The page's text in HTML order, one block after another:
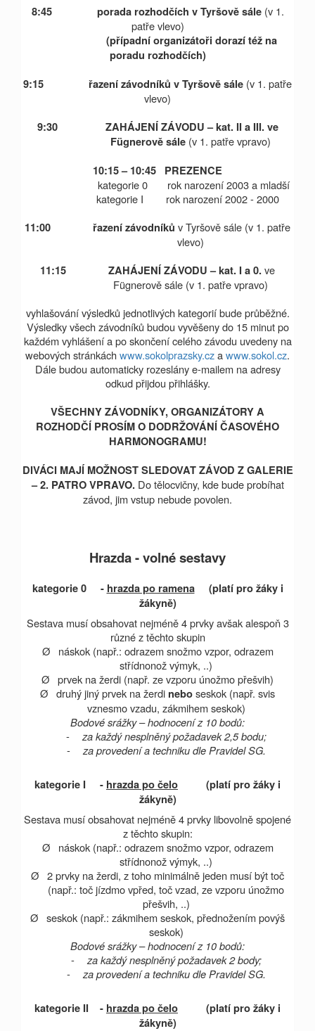
8:45 porada rozhodčích v Tyršově sále(v 1.
patře vlevo)
(případní organizátoři dorazí též na
poradu rozhodčích)
9:15 řazení závodníků v Tyršově sále (v 1. patře
vlevo)
9:30 ZAHÁJENÍ ZÁVODU – kat. II a III. ve
Fügnerově sále (v 1. patře vpravo)
10:15 – 10:45 PREZENCE
kategorie 0 rok narození2003 a mladší
kategorie I rok narození 2002 - 2000
11:00
řazení závodníků v Tyršově sále (v 1. patře
vlevo)
11:15
ZAHÁJENÍ ZÁVODU – kat. I a 0.ve
Fügnerově sále (v 1. patře vpravo)
vyhlašování výsledků jednotlivých kategorií bude průběžné.
Výsledky všech závodníků budou vyvěšeny do 15 minut po
každém vyhlášení a po skončení celého závodu uvedeny na
webových stránkáchwww.sokolprazsky.czawww.sokol.cz.
Dále budou automaticky rozeslány e-mailem na adresy
odkud přijdou přihlášky.
VŠECHNY ZÁVODNÍKY, ORGANIZÁTORY A
ROZHODČÍ PROSÍM O DODRŽOVÁNÍ ČASOVÉHO
HARMONOGRAMU!
DIVÁCI MAJÍ MOŽNOST SLEDOVAT ZÁVOD Z GALERIE
– 2. PATRO VPRAVO. Do tělocvičny, kde bude probíhat
závod, jim vstup nebude povolen.
Hrazda - volné sestavy
kategorie 0 - hrazda po ramena(platí pro žáky i
žákyně)
Sestava musí obsahovat nejméně 4 prvky avšak alespoň 3
různé z těchto skupin
Ø
náskok (např.: odrazem snožmo vzpor, odrazem
střídnonož výmyk, ..)
Ø prvek na žerdi (např. ze vzporu únožmo přešvih)
Ø druhý jiný prvek na žerdi neboseskok (např. svis
vznesmo vzadu, zákmihem seskok)
Bodové srážky – hodnocení z 10 bodů:
-
za každý nesplněný požadavek 2,5 bodu;
-
za provedení a techniku dle Pravidel SG.
kategorie I - hrazda po čelo (platí pro žáky i
žákyně)
Sestava musí obsahovat nejméně 4 prvky libovolně spojené
z těchto skupin:
Ø
náskok (např.: odrazem snožmo vzpor, odrazem
střídnonož výmyk, ..)
Ø 2 prvky na žerdi, z toho minimálně jeden musí být toč
(např.: toč jízdmo vpřed, toč vzad, ze vzporu únožmo
přešvih, ..)
Ø seskok (např.: zákmihem seskok, přednožením povýš
seskok)
Bodové srážky – hodnocení z 10 bodů:
-
za každý nesplněný požadavek 2 body;
-
za provedení a techniku dle Pravidel SG.
kategorie II - hrazda po čelo (platí pro žáky i
žákyně)